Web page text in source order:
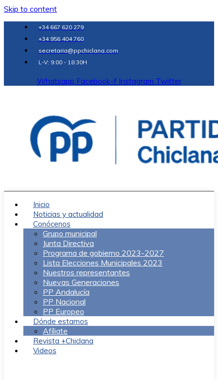
Skip to content
+34 667 620 279
+34 956 404 760
secretaria@ppchiclana.com
L-V: 9:00 - 18:30H
Whatsapp Facebook-f Instagram Twitter
Inicio
Noticias y actualidad
Conócenos
Grupo municipal
Junta Directiva
Programa de gobierno 2023-2027
Lista Elecciones Municipales 2023
Nuestros representantes
Nuevas Generaciones
PP Andalucía
PP Nacional
PP Europeo
Dónde estamos
Afíliate
Revista +Chiclana
Videos